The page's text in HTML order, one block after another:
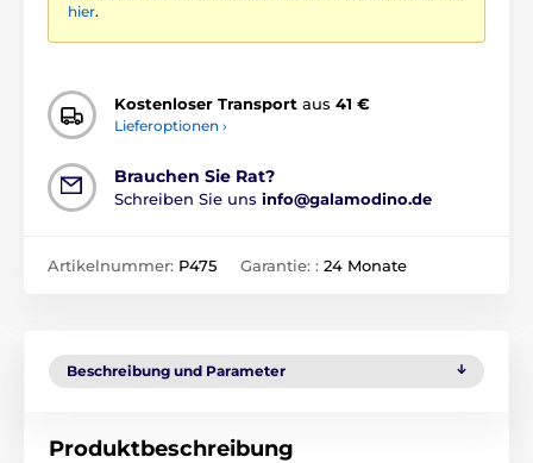
hier.
Kostenloser Transport aus 41 €
Lieferoptionen ›
Brauchen Sie Rat?
Schreiben Sie uns info@galamodino.de
Artikelnummer: P475 Garantie: : 24 Monate
Beschreibung und Parameter
Produktbeschreibung